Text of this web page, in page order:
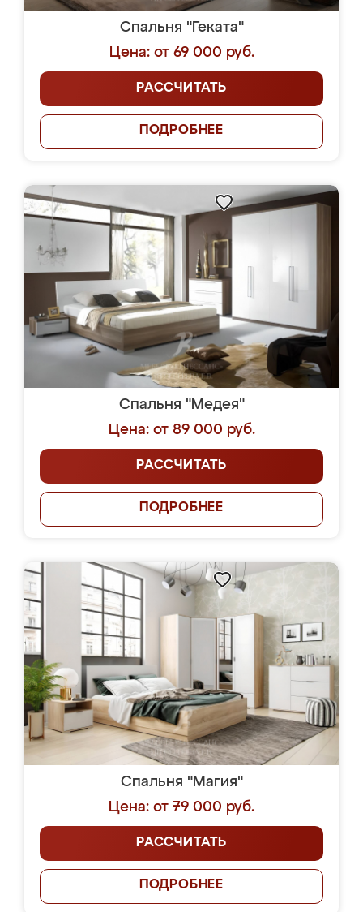
Спальня "Геката"
Цена: от 69 000 руб.
РАССЧИТАТЬ
ПОДРОБНЕЕ
Спальня "Медея"
Цена: от 89 000 руб.
РАССЧИТАТЬ
ПОДРОБНЕЕ
Спальня "Магия"
Цена: от 79 000 руб.
РАССЧИТАТЬ
ПОДРОБНЕЕ